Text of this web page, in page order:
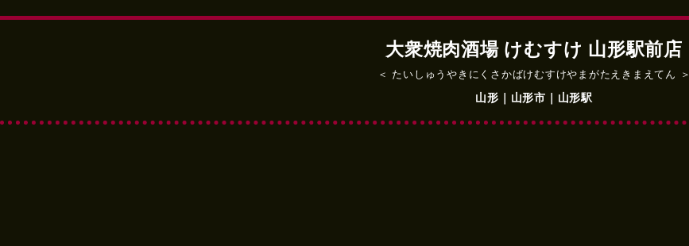
大衆焼肉酒場 けむすけ 山形駅前店
＜ たいしゅうやきにくさかばけむすけやまがたえきまえてん ＞
山形｜山形市｜山形駅